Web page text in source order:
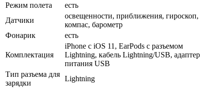
Режим полета
есть
Датчики
освещенности, приближения, гироскоп,
компас, барометр
Фонарик
есть
Комплектация
iPhone с iOS 11, EarPods с разъемом
Lightning, кабель Lightning/USB, адаптер
питания USB
Тип разъема для
зарядки
Lightning